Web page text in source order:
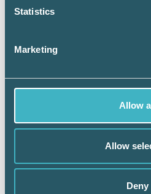
Statistics
Marketing
Allow
Allow
Deny
Avvikelsen anger att
som var för sig
I kapitlet om
(7.10) som anger när
redovisas som kostnad. I
inte gäller om företaget
tillämpa en
möjlighet att inte
utgifter. Valet att inte
återkommande utgifter